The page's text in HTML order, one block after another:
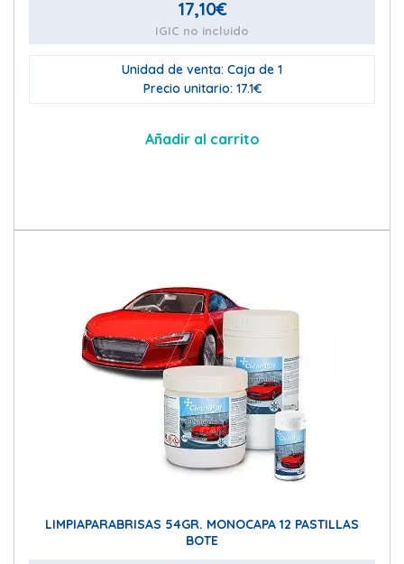
17,10€
IGIC no incluido
Unidad de venta: Caja de 1
Precio unitario: 17.1€
Añadir al carrito
LIMPIAPARABRISAS 54GR. MONOCAPA 12 PASTILLAS
BOTE